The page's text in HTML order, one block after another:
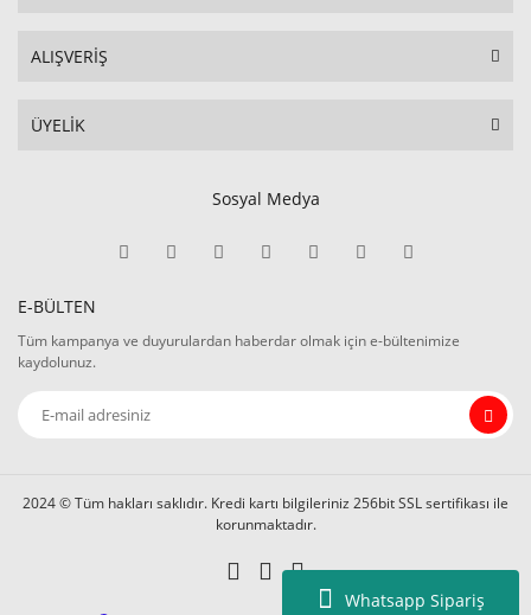
Whatsapp Sipariş
ALIŞVERİŞ
ÜYELİK
Sosyal Medya
E-BÜLTEN
Tüm kampanya ve duyurulardan haberdar olmak için e-bültenimize
kaydolunuz.
2024 © Tüm hakları saklıdır. Kredi kartı bilgileriniz 256bit SSL sertifikası ile
korunmaktadır.